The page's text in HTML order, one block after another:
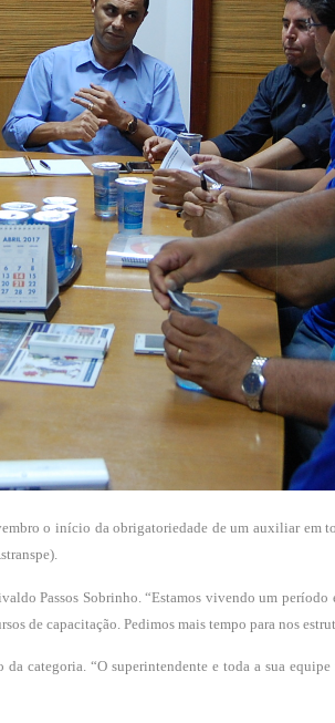
o início da obrigatoriedade de um auxiliar em
Passos Sobrinho. “Estamos vivendo um
de capacitação. Pedimos mais tempo para nos
categoria. “O superintendente e toda a sua